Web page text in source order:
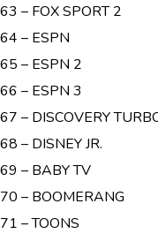
63 – FOX SPORT 2
64 – ESPN
65 – ESPN 2
66 – ESPN 3
67 – DISCOVERY
68 – DISNEY JR.
69 – BABY TV
70 – BOOMERANG
71 – TOONS